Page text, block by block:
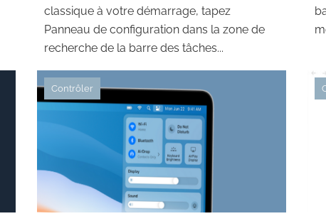
classique à votre démarrage, tapez
Panneau de configuration dans la zone de
recherche de la barre des tâches...
Contrôler